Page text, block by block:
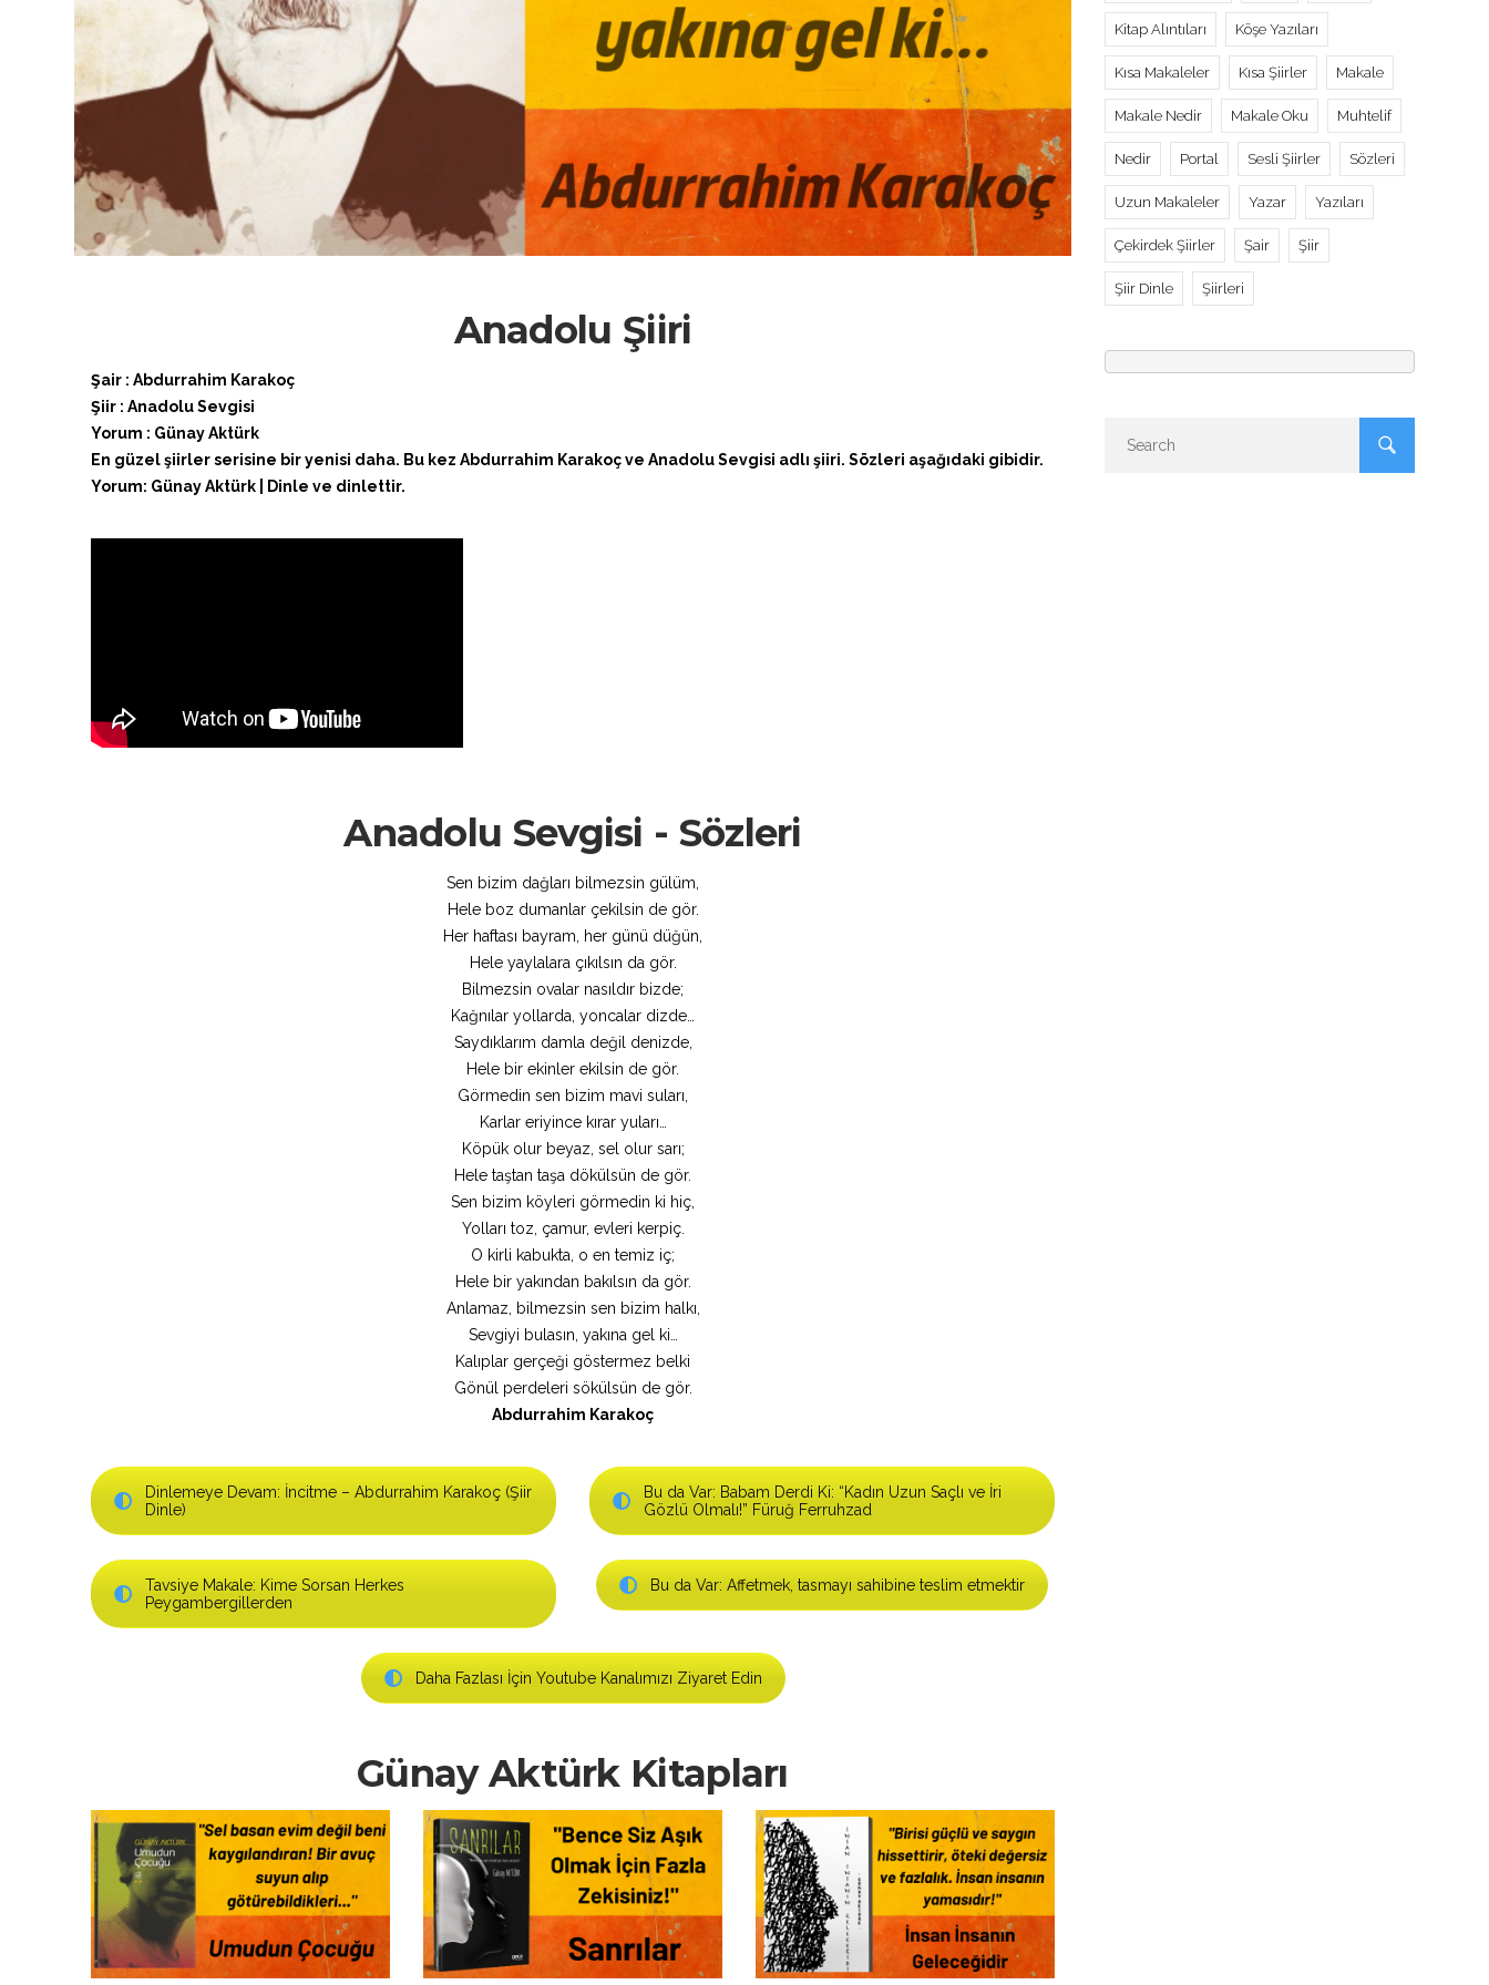
Anadolu Şiiri
Şair : Abdurrahim Karakoç
Şiir : Anadolu Sevgisi
Yorum : Günay Aktürk
En güzel şiirler serisine bir yenisi daha. Bu kez Abdurrahim Karakoç ve Anadolu Sevgisi adlı şiiri. Sözleri aşağıdaki gibidir.
Yorum: Günay Aktürk | Dinle ve dinlettir.
Anadolu Sevgisi - Sözleri
Sen bizim dağları bilmezsin gülüm,
Hele boz dumanlar çekilsin de gör.
Her haftası bayram, her günü düğün,
Hele yaylalara çıkılsın da gör.
Bilmezsin ovalar nasıldır bizde;
Kağnılar yollarda, yoncalar dizde…
Saydıklarım damla değil denizde,
Hele bir ekinler ekilsin de gör.
Görmedin sen bizim mavi suları,
Karlar eriyince kırar yuları…
Köpük olur beyaz, sel olur sarı;
Hele taştan taşa dökülsün de gör.
Sen bizim köyleri görmedin ki hiç,
Yolları toz, çamur, evleri kerpiç.
O kirli kabukta, o en temiz iç;
Hele bir yakından bakılsın da gör.
Anlamaz, bilmezsin sen bizim halkı,
Sevgiyi bulasın, yakına gel ki…
Kalıplar gerçeği göstermez belki
Gönül perdeleri sökülsün de gör.
Abdurrahim Karakoç
Dinlemeye Devam: İncitme – Abdurrahim Karakoç (Şiir
Dinle)
Bu da Var: Babam Derdi Ki: “Kadın Uzun Saçlı ve İri
Gözlü Olmalı!” Füruğ Ferruhzad
Tavsiye Makale: Kime Sorsan Herkes
Peygambergillerden
Bu da Var: Affetmek, tasmayı sahibine teslim etmektir
Daha Fazlası İçin Youtube Kanalımızı Ziyaret Edin
Günay Aktürk Kitapları
Kitap Alıntıları Köşe Yazıları
Kısa Makaleler Kısa Şiirler Makale
Makale Nedir Makale Oku Muhtelif
Nedir Portal Sesli Şiirler Sözleri
Uzun Makaleler Yazar Yazıları
Çekirdek Şiirler Şair Şiir
Şiir Dinle Şiirleri